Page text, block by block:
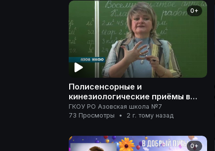
0+
⁣Полисенсорные и
кинезиологические приёмы в
обучении детей с овз
ГКОУ РО Азовская школа №7
73 Просмотры
• 2 г. тому назад
0+